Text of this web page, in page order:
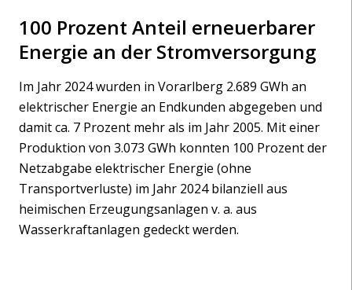
100 Prozent Anteil erneuerbarer
Energie an der Stromversorgung
Im Jahr 2024 wurden in Vorarlberg 2.689 GWh an
elektrischer Energie an Endkunden abgegeben und
damit ca. 7 Prozent mehr als im Jahr 2005. Mit einer
Produktion von 3.073 GWh konnten 100 Prozent der
Netzabgabe elektrischer Energie (ohne
Transportverluste) im Jahr 2024 bilanziell aus
heimischen Erzeugungsanlagen v. a. aus
Wasserkraftanlagen gedeckt werden.